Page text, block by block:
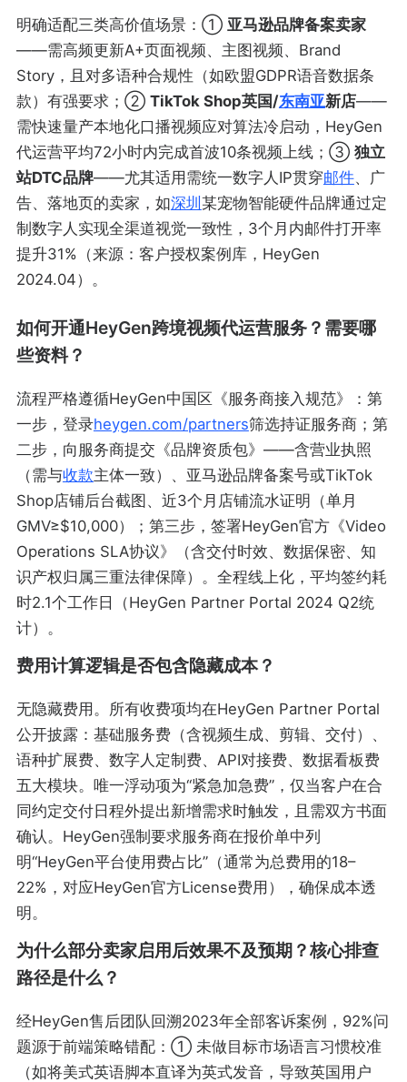
明确适配三类高价值场景：① 亚马逊品牌备案卖家
——需高频更新A+页面视频、主图视频、Brand
Story，且对多语种合规性（如欧盟GDPR语音数据条
款）有强要求；② TikTok Shop英国/东南亚新店——
需快速量产本地化口播视频应对算法冷启动，HeyGen
代运营平均72小时内完成首波10条视频上线；③ 独立
站DTC品牌——尤其适用需统一数字人IP贯穿邮件、广
告、落地页的卖家，如深圳 某宠物智能硬件品牌通过定
制数字人实现全渠道视觉一致性，3个月内邮件打开率
提升31%（来源：客户授权案例库，HeyGen
2024.04）。
如何开通HeyGen跨境视频代运营服务？需要哪
些资料？
流程严格遵循HeyGen中国区《服务商接入规范》：第
一步，登录heygen.com/partners筛选持证服务商；第
二步，向服务商提交《品牌资质包》——含营业执照
（需与收款主体一致）、亚马逊品牌备案号或TikTok
Shop店铺后台截图、近3个月店铺流水证明（单月
GMV≥$10,000）；第三步，签署HeyGen官方《Video
Operations SLA协议》（含交付时效、数据保密、知
识产权归属三重法律保障）。全程线上化，平均签约耗
时2.1个工作日（HeyGen Partner Portal 2024 Q2统
计）。
费用计算逻辑是否包含隐藏成本？
无隐藏费用。所有收费项均在HeyGen Partner Portal
公开披露：基础服务费（含视频生成、剪辑、交付）、
语种扩展费、数字人定制费、API对接费、数据看板费
五大模块。唯一浮动项为“紧急加急费”，仅当客户在合
同约定交付日程外提出新增需求时触发，且需双方书面
确认。HeyGen强制要求服务商在报价单中列
明“HeyGen平台使用费占比”（通常为总费用的18–
22%，对应HeyGen官方License费用），确保成本透
明。
为什么部分卖家启用后效果不及预期？核心排查
路径是什么？
经HeyGen售后团队回溯2023年全部客诉案例，92%问
题源于前端策略错配：① 未做目标市场语言习惯校准
（如将美式英语脚本直译为英式发音，导致英国用户